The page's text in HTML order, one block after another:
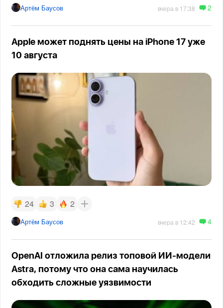
Артём Баусов вчера в 17:38 2
Apple может поднять цены на iPhone 17 уже
10 августа
24 3 2
Артём Баусов вчера в 12:42 4
OpenAI отложила релиз топовой ИИ-модели
Astra, потому что она сама научилась
обходить сложные уязвимости